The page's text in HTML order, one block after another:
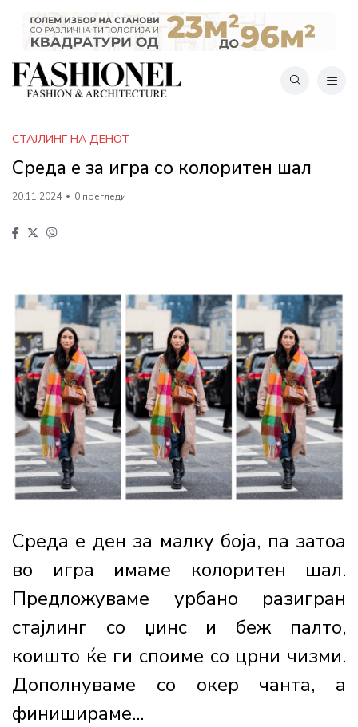
СТАЈЛИНГ НА ДЕНОТ
Среда е за игра со колоритен шал
20.11.2024 0 прегледи
Среда е ден за малку боја, па затоа
во игра имаме колоритен шал.
Предложуваме урбано разигран
стајлинг со џинс и беж палто,
коишто ќе ги споиме со црни чизми.
Дополнуваме со окер чанта, а
финишираме...